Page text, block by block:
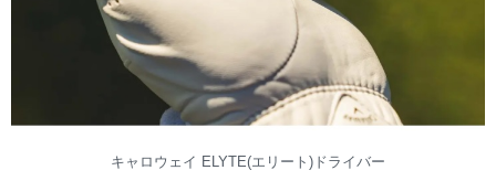
キャロウェイ ELYTE(エリート)ドライバー